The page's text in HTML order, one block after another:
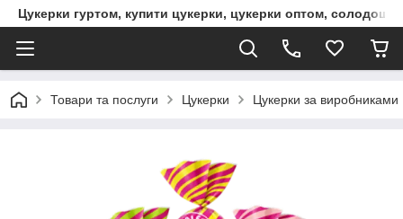
Цукерки гуртом, купити цукерки, цукерки оптом, солодощі
Товари та послуги Цукерки Цукерки за виробниками